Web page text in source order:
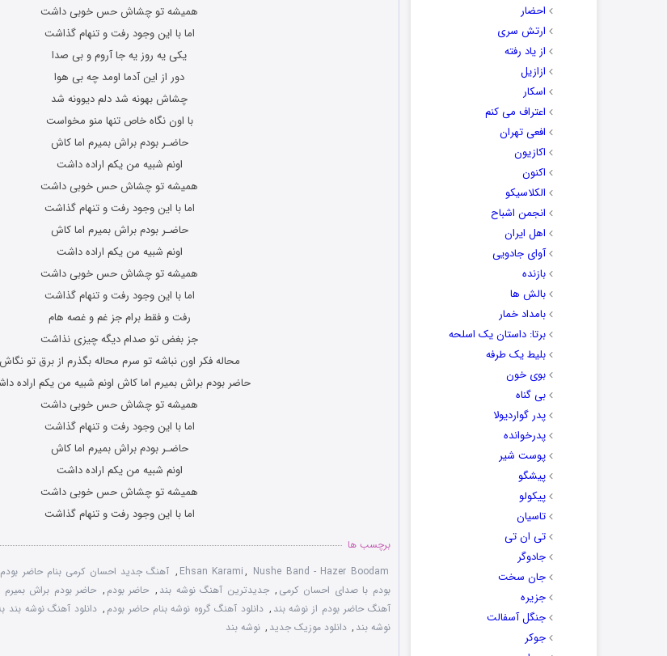
احضار
ارتش سری
از یاد رفته
ازازیل
اسکار
اعتراف می کنم
افعی تهران
اکازیون
اکنون
الکلاسیکو
انجمن اشباح
اهل ایران
آوای جادویی
بازنده
بالش ها
بامداد خمار
برتا: داستان یک اسلحه
بلیط یک‌‌ طرفه
بوی خون
بی گناه
پدر گواردیولا
پدرخوانده
پوست شیر
پیشگو
پیکولو
تاسیان
تی ان تی
جادوگر
جان سخت
جزیره
جنگل آسفالت
جوکر
همیشه تو چشاش حس خوبی داشت
اما با این وجود رفت و تنهام گذاشت
یکی یه روز یه جا آروم و بی صدا
دور از این آدما اومد چه بی هوا
چشاش بهونه شد دلم دیوونه شد
با اون نگاه خاص تنها منو مخواست
حاضـر بودم براش بمیرم اما کاش
اونم شبیه من یکم اراده داشت
همیشه تو چشاش حس خوبی داشت
اما با این وجود رفت و تنهام گذاشت
حاضـر بودم براش بمیرم اما کاش
اونم شبیه من یکم اراده داشت
همیشه تو چشاش حس خوبی داشت
اما با این وجود رفت و تنهام گذاشت
رفت و فقط برام جز غم و غصه هام
جز بغض تو صدام دیگه چیزی نذاشت
محاله فکر اون نباشه تو سرم محاله بگذرم از برق تو نگاش
حاضر بودم براش بمیرم اما کاش اونم شبیه من یکم اراده
همیشه تو چشاش حس خوبی داشت
اما با این وجود رفت و تنهام گذاشت
حاضـر بودم براش بمیرم اما کاش
اونم شبیه من یکم اراده داشت
همیشه تو چشاش حس خوبی داشت
اما با این وجود رفت و تنهام گذاشت
برچسب ها
Ehsan Karami, Nushe Band - Hazer Boodam
, آهنگ جدید احسان کرمی بنام حاضر بودم
بودم با صدای احسان کرمی , جدیدترین آهنگ نوشه بند , حاضر بودم , حاضر بودم براش بمیرم
آهنگ حاضر بودم از نوشه بند , دانلود آهنگ گروه نوشه بنام حاضر بودم , دانلود آهنگ نوشه بند
نوشه بند , دانلود موزیک جدید , نوشه بند